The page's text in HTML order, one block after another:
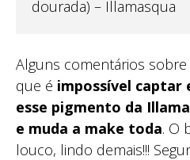
dourada) – Illamasqua
Alguns comentários
que é impossível
esse pigmento da
e muda a make toda. O
louco, lindo demais!!!